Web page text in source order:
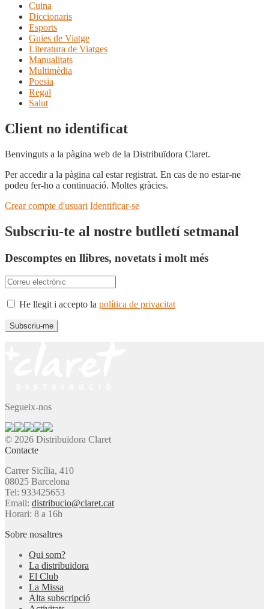
Cuina
Diccionaris
Esports
Guies de Viatge
Literatura de Viatges
Manualitats
Multimèdia
Poesia
Regal
Salut
Client no identificat
Benvinguts a la pàgina web de la Distribuïdora Claret.
Per accedir a la pàgina cal estar registrat. En cas de no estar-ne
podeu fer-ho a continuació. Moltes gràcies.
Crear compte d'usuari Identificar-se
Subscriu-te al nostre butlletí setmanal
Descomptes en llibres, novetats i molt més
He llegit i accepto la política de privacitat
Segueix-nos
© 2026 Distribuïdora Claret
Contacte
Carrer Sicília, 410
08025 Barcelona
Tel: 933425653
Email: distribucio@claret.cat
Horari: 8 a 16h
Sobre nosaltres
Qui som?
La distribuïdora
El Club
La Missa
Alta subscripció